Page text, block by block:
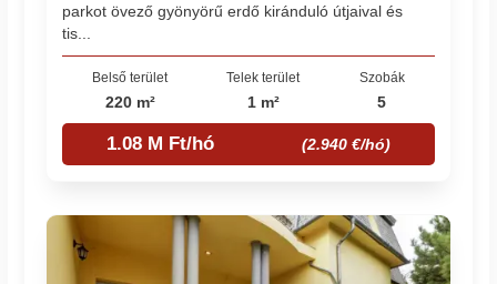
parkot övező gyönyörű erdő kiránduló útjaival és
tis...
Belső terület
220 m²
Telek terület
1 m²
Szobák
5
1.08 M Ft/hó (2.940 €/hó)